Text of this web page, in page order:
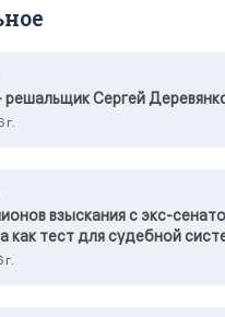
решальщик Сергей
г.
взыскания с экс-
как тест для судебной